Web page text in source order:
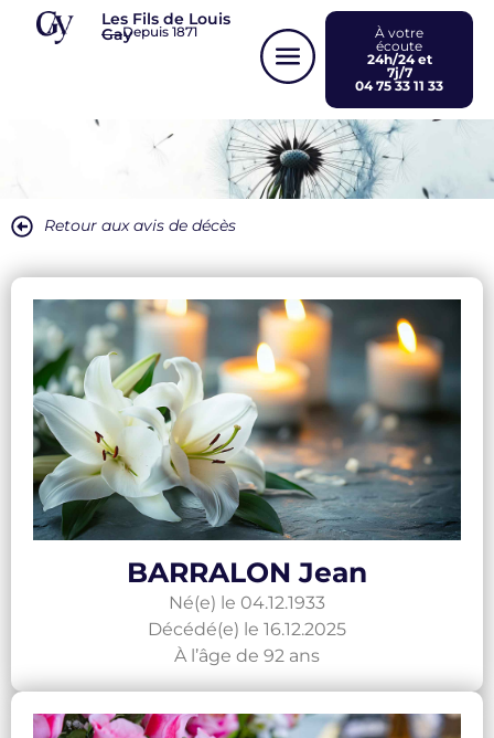
Panneau de gestion des cookies
Les Fils de Louis
GayDepuis 1871
À votre
écoute
24h/24 et
7j/7
04 75 33 11 33
Retour aux avis de décès
BARRALON Jean
Né(e) le 04.12.1933
Décédé(e) le 16.12.2025
À l’âge de 92 ans